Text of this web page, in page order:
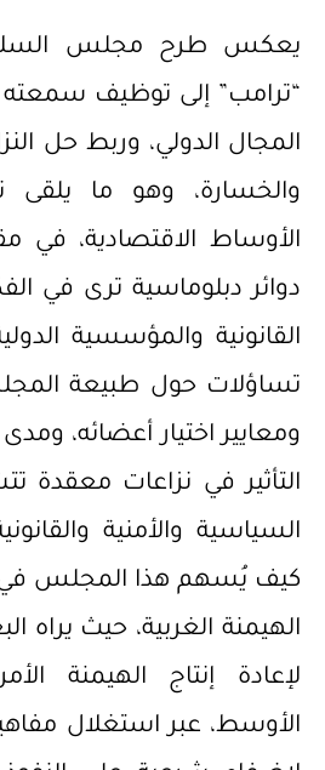
يعكس طرح مجلس
“ترامب” إلى توظيف
المجال الدولي، وربط حل
والخسارة، وهو ما
الأوساط الاقتصادية،
دوائر دبلوماسية ترى في
القانونية والمؤسسية
تساؤلات حول طبيعة
ومعايير اختيار أعضائه،
التأثير في نزاعات معقدة
السياسية والأمنية
كيف يُسهم هذا المجلس في
الهيمنة الغربية، حيث يراه
لإعادة إنتاج الهيمنة
الأوسط، عبر استغلال